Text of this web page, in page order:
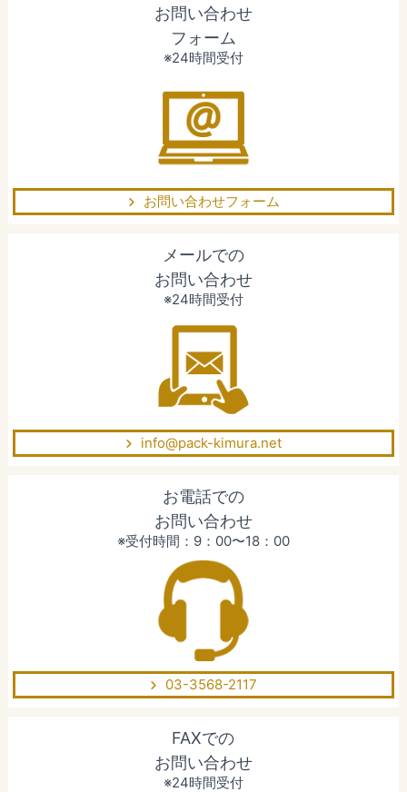
お問い合わせ
フォーム
※24時間受付
お問い合わせフォーム
メールでの
お問い合わせ
※24時間受付
info@pack-kimura.net
お電話での
お問い合わせ
※受付時間：9：00〜18：00
03-3568-2117
FAXでの
お問い合わせ
※24時間受付